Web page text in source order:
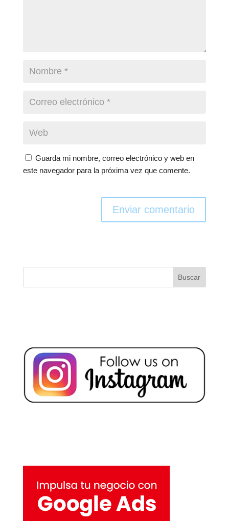
Guarda mi nombre, correo electrónico y web en
este navegador para la próxima vez que comente.
Enviar comentario